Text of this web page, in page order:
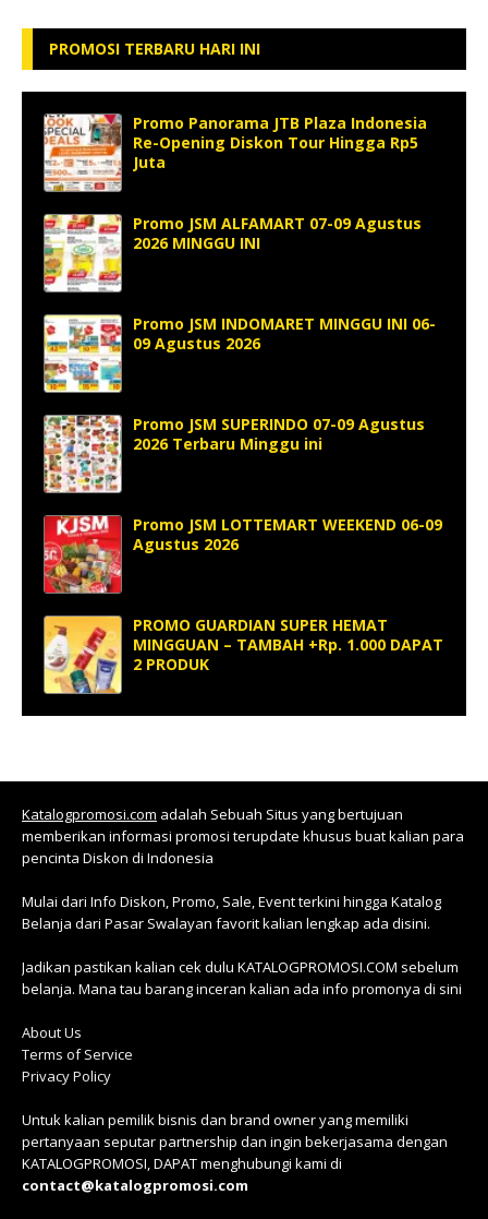
PROMOSI TERBARU HARI INI
Promo Panorama JTB Plaza Indonesia
Re-Opening Diskon Tour Hingga Rp5
Juta
Promo JSM ALFAMART 07-09 Agustus
2026 MINGGU INI
Promo JSM INDOMARET MINGGU INI 06-
09 Agustus 2026
Promo JSM SUPERINDO 07-09 Agustus
2026 Terbaru Minggu ini
Promo JSM LOTTEMART WEEKEND 06-09
Agustus 2026
PROMO GUARDIAN SUPER HEMAT
MINGGUAN – TAMBAH +Rp. 1.000 DAPAT
2 PRODUK
Katalogpromosi.com adalah Sebuah Situs yang bertujuan
memberikan informasi promosi terupdate khusus buat kalian para
pencinta Diskon di Indonesia
Mulai dari Info Diskon, Promo, Sale, Event terkini hingga Katalog
Belanja dari Pasar Swalayan favorit kalian lengkap ada disini.
Jadikan pastikan kalian cek dulu KATALOGPROMOSI.COM sebelum
belanja. Mana tau barang inceran kalian ada info promonya di sini
About Us
Terms of Service
Privacy Policy
Untuk kalian pemilik bisnis dan brand owner yang memiliki
pertanyaan seputar partnership dan ingin bekerjasama dengan
KATALOGPROMOSI, DAPAT menghubungi kami di
contact@katalogpromosi.com